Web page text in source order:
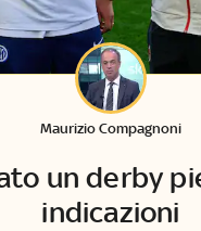
un derby
indicazioni
Maurizio Compagnoni